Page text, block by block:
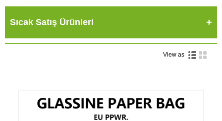
Sıcak Satış Ürünleri
View as